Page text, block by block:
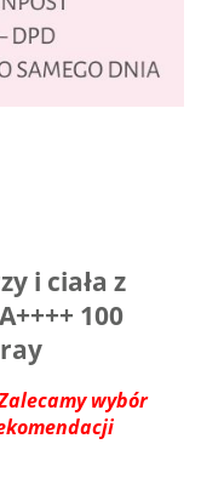
i ciała z
100
wybór